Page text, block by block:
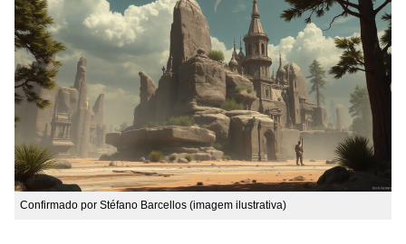
Confirmado por Stéfano Barcellos (imagem ilustrativa)